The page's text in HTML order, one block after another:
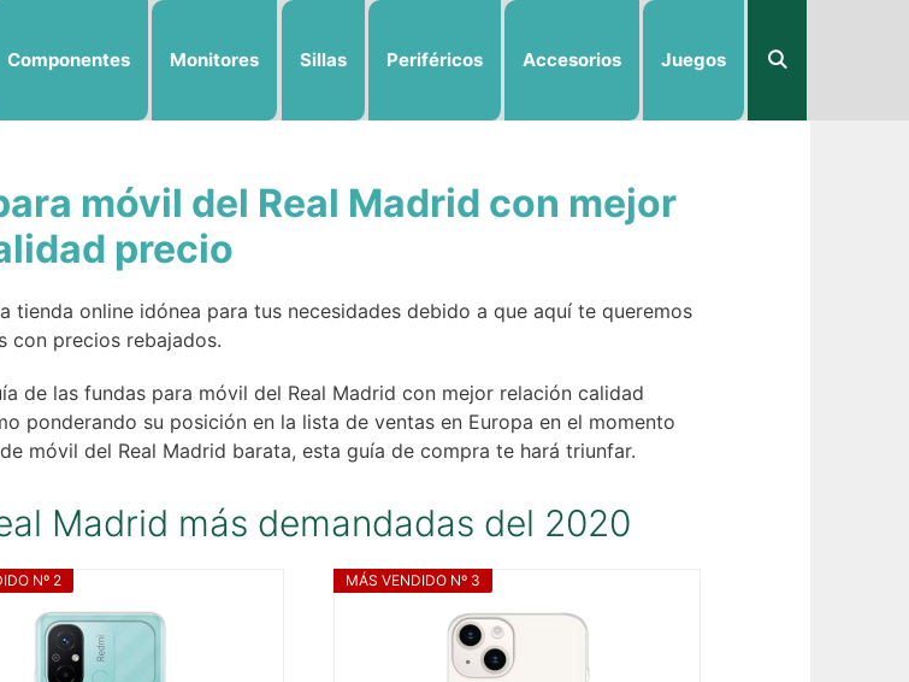
Componentes Monitores Sillas Periféricos Accesorios Juegos
móvil del Real Madrid con mejor
precio
online idónea para tus necesidades debido a que aquí te queremos
con precios rebajados.
de las fundas para móvil del Real Madrid con mejor relación calidad
ponderando su posición en la lista de ventas en Europa en el momento
móvil del Real Madrid barata, esta guía de compra te hará triunfar.
Madrid más demandadas del 2020
Nº 2 MÁS VENDIDO Nº 3